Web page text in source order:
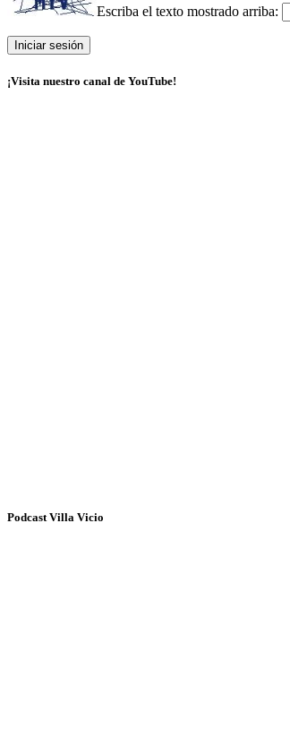
Escriba el texto mostrado arriba:
¡Visita nuestro canal de YouTube!
Podcast Villa Vicio